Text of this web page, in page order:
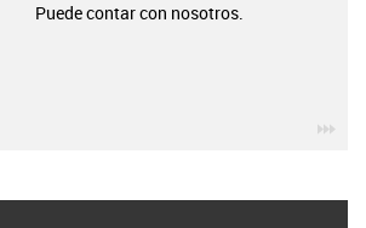
Puede contar con nosotros.